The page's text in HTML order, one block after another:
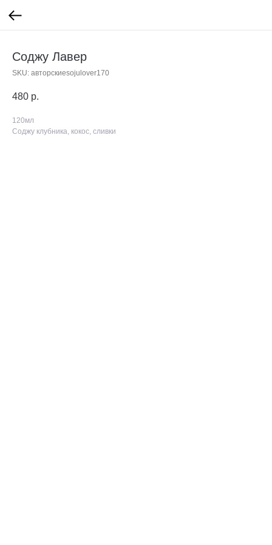
Соджу Лавер
SKU: авторскиеsojulover170
480 р.
120мл
Соджу клубника, кокос, сливки